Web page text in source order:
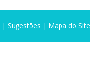
| Sugestões | Mapa do Site